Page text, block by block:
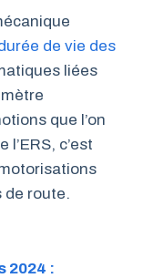
de vie des
liées
que l’on
c’est
de route.
2024 :